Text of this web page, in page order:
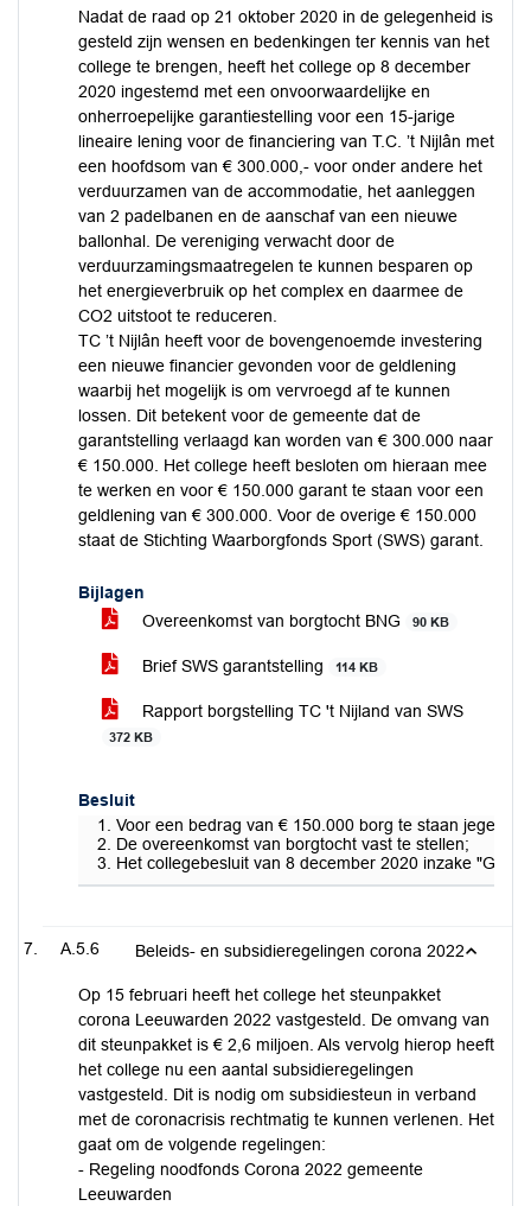
Nadat de raad op 21 oktober 2020 in de gelegenheid is
gesteld zijn wensen en bedenkingen ter kennis van het
college te brengen, heeft het college op 8 december
2020 ingestemd met een onvoorwaardelijke en
onherroepelijke garantiestelling voor een 15-jarige
lineaire lening voor de financiering van T.C. ’t Nijlân met
een hoofdsom van € 300.000,- voor onder andere het
verduurzamen van de accommodatie, het aanleggen
van 2 padelbanen en de aanschaf van een nieuwe
ballonhal. De vereniging verwacht door de
verduurzamingsmaatregelen te kunnen besparen op
het energieverbruik op het complex en daarmee de
CO2 uitstoot te reduceren.
TC ’t Nijlân heeft voor de bovengenoemde investering
een nieuwe financier gevonden voor de geldlening
waarbij het mogelijk is om vervroegd af te kunnen
lossen. Dit betekent voor de gemeente dat de
garantstelling verlaagd kan worden van € 300.000 naar
€ 150.000. Het college heeft besloten om hieraan mee
te werken en voor € 150.000 garant te staan voor een
geldlening van € 300.000. Voor de overige € 150.000
staat de Stichting Waarborgfonds Sport (SWS) garant.
Bijlagen
Overeenkomst van borgtocht BNG
90 KB
Brief SWS garantstelling 114 KB
Rapport borgstelling TC 't Nijland van SWS
372 KB
Besluit
Voor een bedrag van € 150.000 borg te staan jegens
De overeenkomst van borgtocht vast te stellen;
Het collegebesluit van 8 december 2020 inzake
A.5.6 Beleids- en subsidieregelingen corona 2022
Op 15 februari heeft het college het steunpakket
corona Leeuwarden 2022 vastgesteld. De omvang van
dit steunpakket is € 2,6 miljoen. Als vervolg hierop heeft
het college nu een aantal subsidieregelingen
vastgesteld. Dit is nodig om subsidiesteun in verband
met de coronacrisis rechtmatig te kunnen verlenen. Het
gaat om de volgende regelingen:
- Regeling noodfonds Corona 2022 gemeente
Leeuwarden